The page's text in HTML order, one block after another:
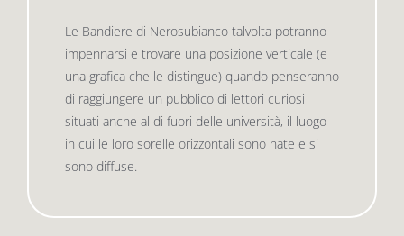
Le Bandiere di Nerosubianco talvolta potranno
impennarsi e trovare una posizione verticale (e
una grafica che le distingue) quando penseranno
di raggiungere un pubblico di lettori curiosi
situati anche al di fuori delle università, il luogo
in cui le loro sorelle orizzontali sono nate e si
sono diffuse.